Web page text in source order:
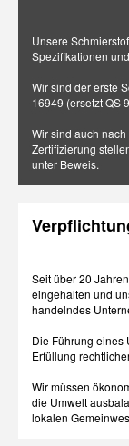
Unsere
Spezifikationen
Wir sind der erste
16949 (ersetzt QS
Wir sind auch
Zertifizierung
unter Beweis.
Seit über 20
eingehalten und
handelndes
Die Führung eines
Erfüllung
Wir müssen
die Umwelt
lokalen